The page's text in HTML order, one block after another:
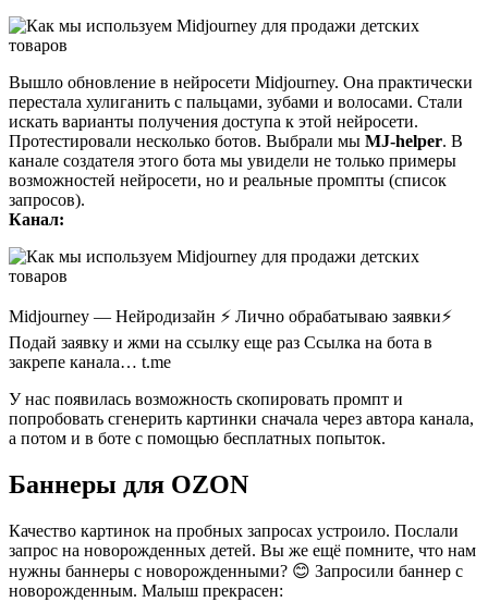
Вышло обновление в нейросети Midjourney. Она практически
перестала хулиганить с пальцами, зубами и волосами. Стали
искать варианты получения доступа к этой нейросети.
Протестировали несколько ботов. Выбрали мы MJ-helper. В
канале создателя этого бота мы увидели не только примеры
возможностей нейросети, но и реальные промпты (список
запросов).
Канал:
Midjourney — Нейродизайн ⚡ Лично обрабатываю заявки⚡
Подай заявку и жми на ссылку еще раз Ссылка на бота в
закрепе канала… t.me
У нас появилась возможность скопировать промпт и
попробовать сгенерить картинки сначала через автора канала,
а потом и в боте с помощью бесплатных попыток.
Баннеры для OZON
Качество картинок на пробных запросах устроило. Послали
запрос на новорожденных детей. Вы же ещё помните, что нам
нужны баннеры с новорожденными? 😊 Запросили баннер с
новорожденным. Малыш прекрасен: